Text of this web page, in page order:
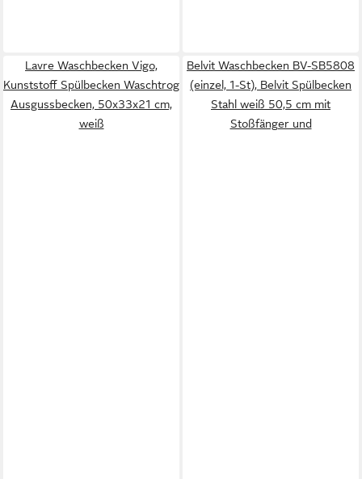
Lavre Waschbecken Vigo,
Kunststoff Spülbecken Waschtrog
Ausgussbecken, 50x33x21 cm,
weiß
Belvit Waschbecken BV-SB5808
(einzel, 1-St), Belvit Spülbecken
Stahl weiß 50,5 cm mit
Stoßfänger und